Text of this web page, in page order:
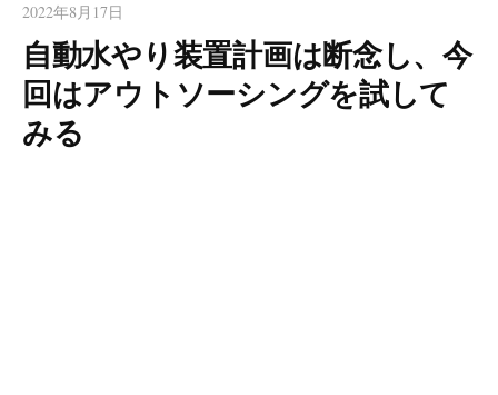
2022年8月17日
自動水やり装置計画は断念し、今
回はアウトソーシングを試して
みる